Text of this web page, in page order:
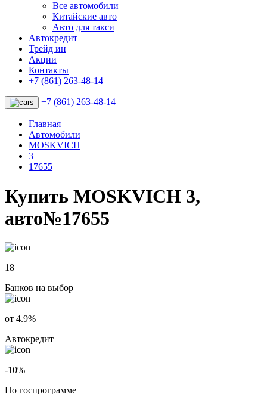
Все автомобили
Китайские авто
Авто для такси
Автокредит
Трейд ин
Акции
Контакты
+7 (861) 263-48-14
+7 (861) 263-48-14
Главная
Автомобили
MOSKVICH
3
17655
Купить MOSKVICH 3,
авто№17655
18
Банков на выбор
от 4.9%
Автокредит
-10%
По госпрограмме